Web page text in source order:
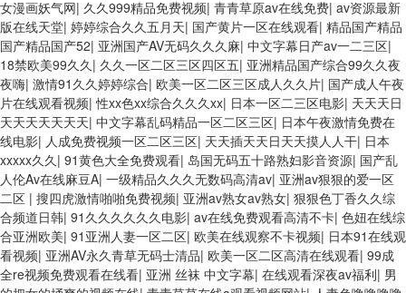
女漫画妖气网| 久久999精品免费视频| 青青草原av在线免费| av资源最新
版在线天堂| 婷婷综合久久五月天| 国产黄片一区在线观看| 精品国产精品
国产精品国产52| 亚洲国产AV无码久久久麻| 中文字幕日产av一二三区|
18禁欧美99久久| 久久一区二区三区四区五| 亚洲精品国产综合99久久夜
夜嗨| 激情91久久婷婷综合| 欧美一区二区三区成人久久片| 国产成人午夜
片在线观看视频|性xx色xx综合久久久xx| 日本一区二三区电影| 天天天日
天天天天天天天| 中文字幕乱码精品一区二区三区| 日本午夜激情免费在
线电影| 人成免费视频一区二区三区| 天天插天天日天天摸人人干| 日本
xxxxx久久| 91黄色大全免费观看| 岛国无码五十路熟妇影音资源| 国产乱
人伦Av在线麻豆A| 一级精品久久久无数码高清av| 亚洲av狠狠的爱一区
二区 | 搜四虎激情啪啪免费视频| 亚洲av熟女av熟女| 狠狠色丁香久久综
合频道日韩| 91久久久久久久电影| av在线免费观看高清不卡| 色妞在线综
合亚洲欧美| 91亚洲人妻一区二区| 欧美在线观察不卡视频| 日本91在线观
看视频| 亚洲AV永久青草无码士清品| 欧美一区二区高清在线观看| 99成
全re视频免费观看在线看| 亚洲 丝袜 中文字幕| 在线观看深夜av福利| 男